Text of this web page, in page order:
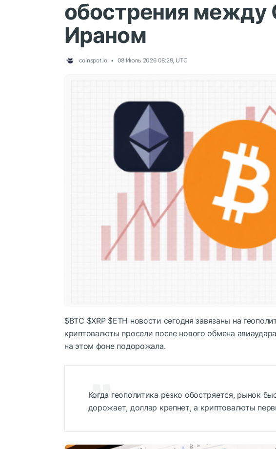
обострения
Ираном
coinspot.io 08 Июль 2026 08:29, UTC
$BTC $XRP $ETH новости сегодня завязаны на
криптовалюты просели после нового обмена
на этом фоне подорожала.
Когда геополитика резко обостряется, рынок
дорожает, доллар крепнет, а криптовалюты